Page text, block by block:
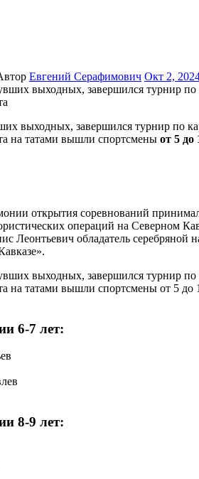
Евгений Серафимович Окт 2,
на татами вышли спортсмены от 5 до
открытия соревнований
операций на Северном
Леонтьевич обладатель серебряной
6-7 лет:
8-9 лет: